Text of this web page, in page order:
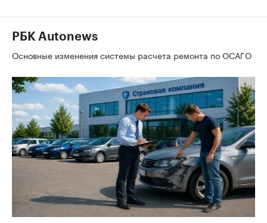
РБК Autonews
Основные изменения системы расчета ремонта по ОСАГО